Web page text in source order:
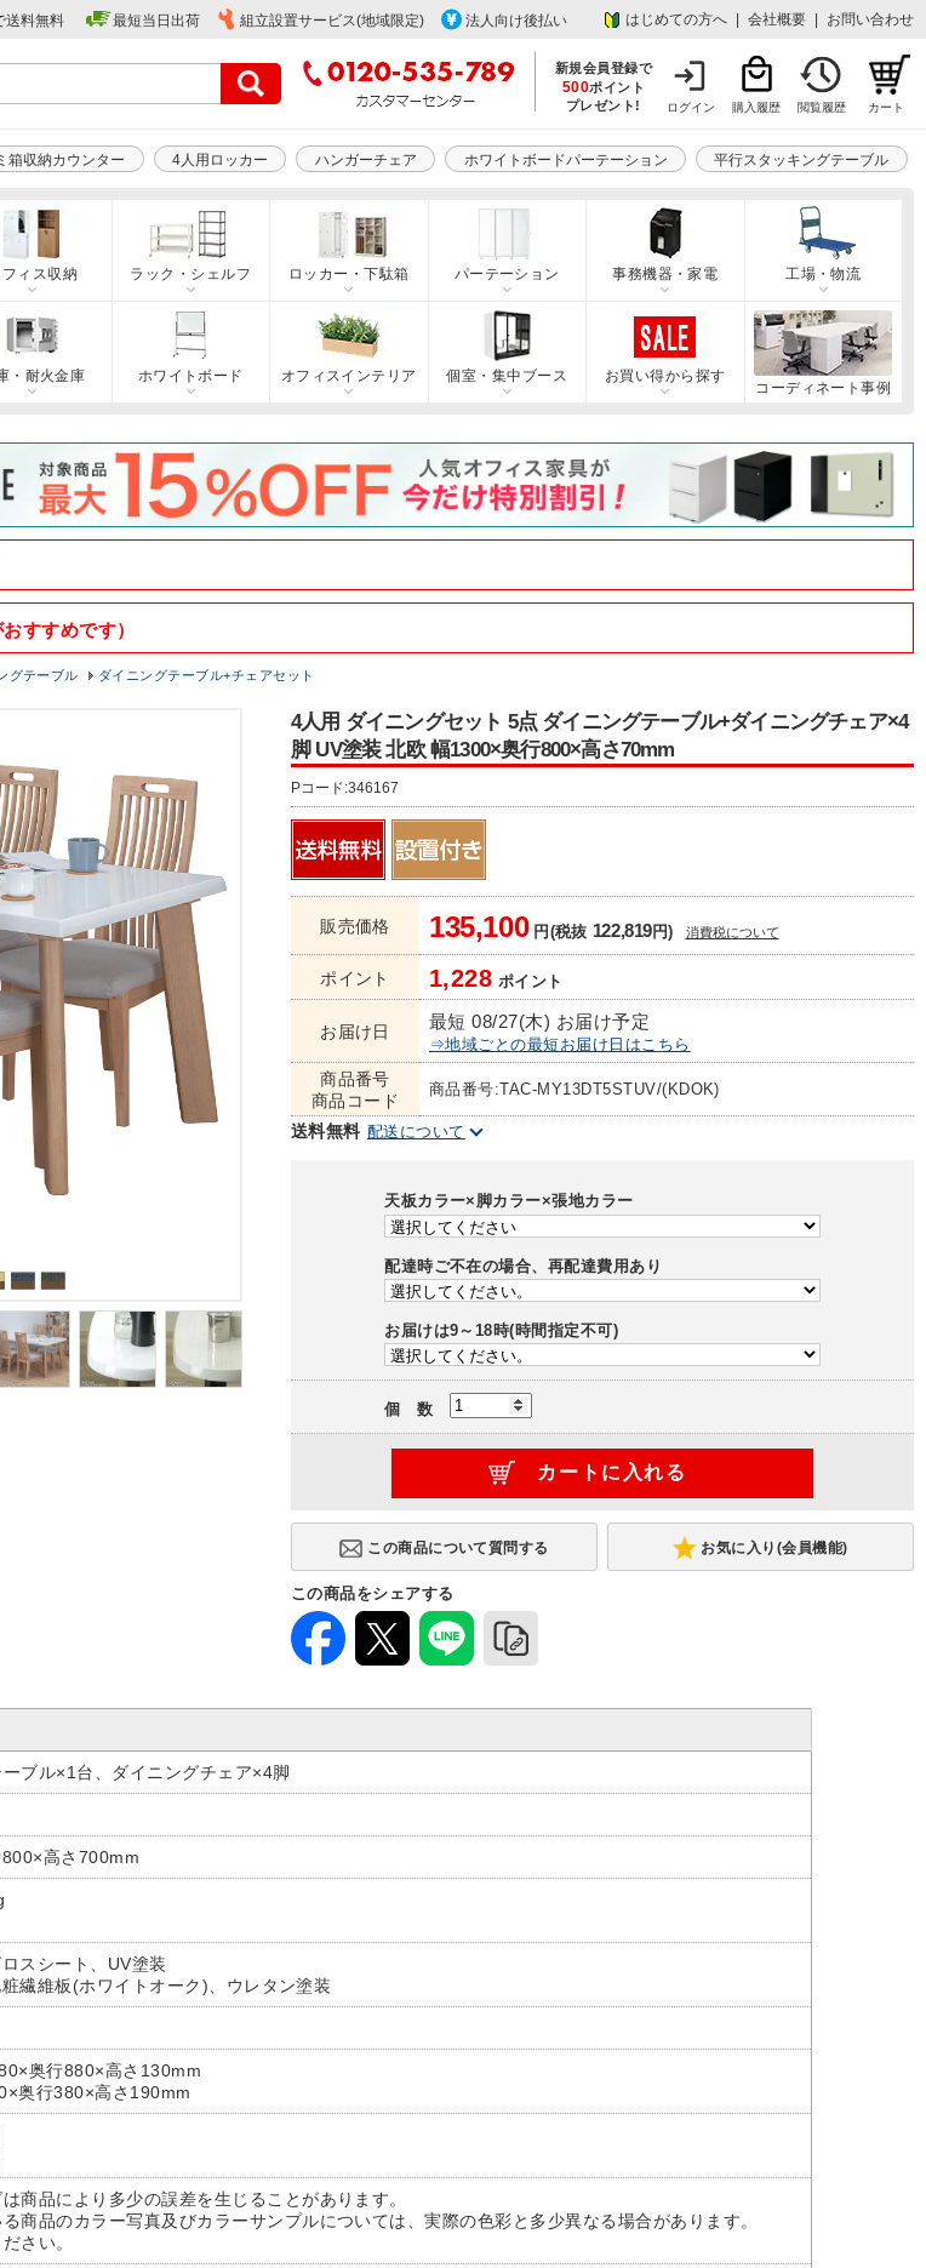
送料無料 最短当日出荷 組立設置サービス(地域限定) 法人向け後払い はじめての方へ 会社概要 お問い合わせ
新規会員登録で
500ポイント
プレゼント!
ログイン 購入履歴 閲覧履歴 カート
箱収納カウンター 4人用ロッカー ハンガーチェア ホワイトボードパーテーション 平行スタッキングテーブル
フィス収納 ラック・シェルフ ロッカー・下駄箱 パーテーション 事務機器・家電 工場・物流
・耐火金庫 ホワイトボード オフィスインテリア 個室・集中ブース
お買い得から探す
コーディネート事例
すすめです）
グテーブル ダイニングテーブル+チェアセット
4人用 ダイニングセット 5点 ダイニングテーブル+ダイニングチェア×4
脚 UV塗装 北欧 幅1300×奥行800×高さ70mm
Pコード:346167
販売価格 135,100円(税抜 122,819円) 消費税について
ポイント 1,228 ポイント
お届け日 最短 08/27(木) お届け予定
⇒地域ごとの最短お届け日はこちら
商品番号
商品コード
商品番号:TAC-MY13DT5STUV/(KDOK)
送料無料 配送について
天板カラー×脚カラー×張地カラー
配達時ご不在の場合、再配達費用あり
お届けは9～18時(時間指定不可)
個 数
お気に入り(会員機能)
この商品をシェアする
ーブル×1台、ダイニングチェア×4脚
高さ700mm
スシート、UV塗装
繊維板(ホワイトオーク)、ウレタン塗装
奥行880×高さ130mm
奥行380×高さ190mm
商品により多少の誤差を生じることがあります。
商品のカラー写真及びカラーサンプルについては、実際の色彩と多少異なる場合があります。
さい。